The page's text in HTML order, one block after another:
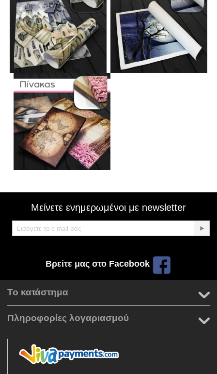
Μείνετε ενημερωμένοι με newsletter
Βρείτε μας στο Facebook
Το κατάστημα
Πληροφορίες λογαριασμού